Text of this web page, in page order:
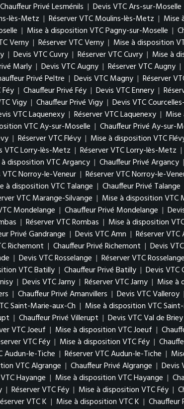
Chauffeur Privé Lesménils | Devis VTC Ars-sur-Moselle
lès-Metz | Réserver VTC Moulins-lès-Metz | Mise
| Mise à disposition VTC Pagny-sur-Moselle |
Verny | Réserver VTC Verny | Mise à disposition
| Devis VTC Cuvry | Réserver VTC Cuvry | Mise à
Marly | Devis VTC Augny | Réserver VTC Augny |
Privé Peltre | Devis VTC Magny | Réserver
| Chauffeur Privé Féy | Devis VTC Ennery |
Vigy | Chauffeur Privé Vigy | Devis VTC
VTC Laquenexy | Réserver VTC Laquenexy |
VTC Ay-sur-Moselle | Chauffeur Privé Ay-sur-
| Réserver VTC Flévy | Mise à disposition VTC
VTC Lorry-lès-Metz | Réserver VTC Lorry-lès-Metz |
disposition VTC Argancy | Chauffeur Privé Argancy |
VTC Norroy-le-Veneur | Réserver VTC Norroy-le-
à disposition VTC Talange | Chauffeur Privé Talange
VTC Marange-Silvange | Mise à disposition VTC
Mondelange | Chauffeur Privé Mondelange |
| Réserver VTC Rombas | Mise à disposition
Privé Gandrange | Devis VTC Amn | Réserver VTC
Richemont | Chauffeur Privé Richemont | Devis
| Devis VTC Rosselange | Réserver VTC Rosselange
VTC Batilly | Chauffeur Privé Batilly | Devis VTC
| Devis VTC Jarny | Réserver VTC Jarny | Mise à
| Chauffeur Privé Amanvillers | Devis VTC Valleroy |
Saint-Marie-aux-Ch | Mise à disposition VTC
| Chauffeur Privé Villerupt | Devis VTC Val de Briey
VTC Joeuf | Mise à disposition VTC Joeuf |
VTC Féy | Mise à disposition VTC Féy |
Audun-le-Tiche | Réserver VTC Audun-le-Tiche |
VTC Algrange | Chauffeur Privé Algrange | Devis
Hayange | Mise à disposition VTC Hayange |
| Réserver VTC Féy | Mise à disposition VTC Féy |
VTC K | Mise à disposition VTC K | Chauffeur